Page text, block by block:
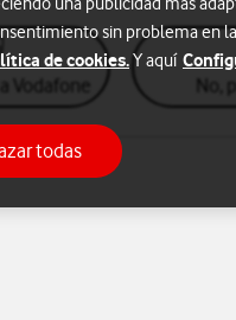
Vodafone No,
sin problema en
de cookies.Y aquí
todas